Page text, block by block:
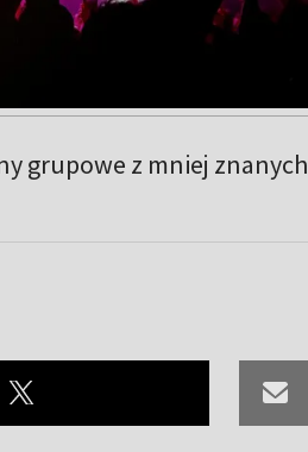
grupowe z mniej znanych